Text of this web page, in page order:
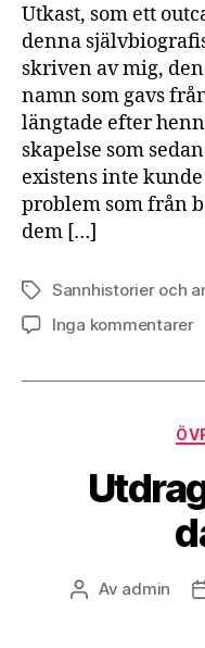
Utkast, som ett
denna
skriven av mig,
namn som gavs
längtade efter
skapelse som
existens inte
problem som från
dem […]
EtiketterSannhistorier och
Inga kommentarertill
Av admin